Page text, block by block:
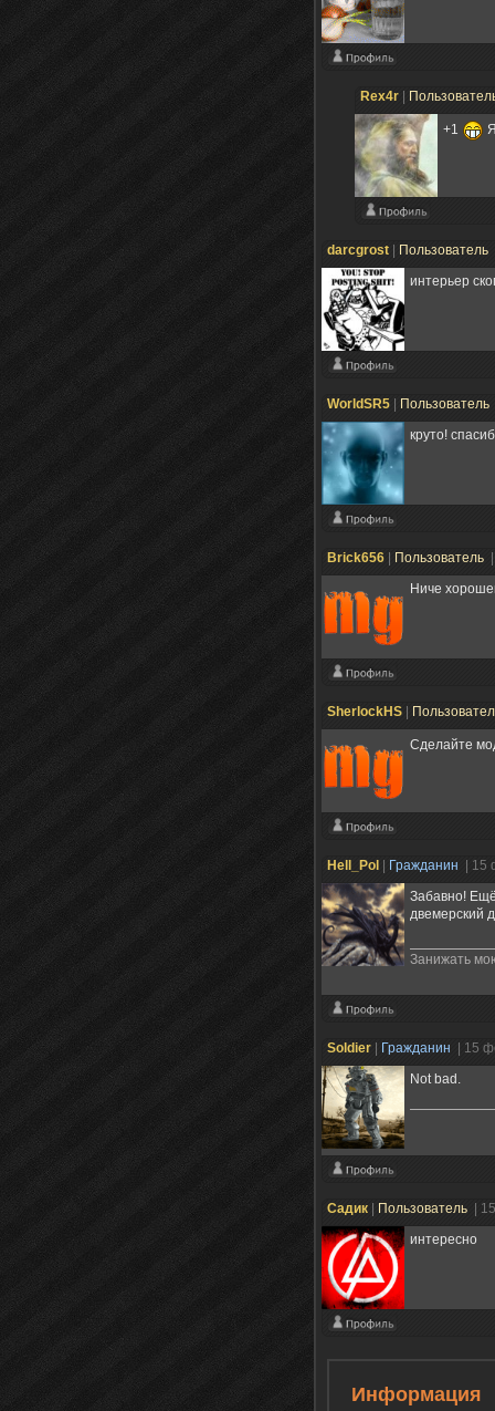
Rex4r
+1
darcgrost Пользователь
интерьер
WorldSR5 Пользователь
круто!
Brick656 Пользователь
Ниче
SherlockHS
Сделайте
Hell_Pol Гражданин
| 15
Забавно!
двемерский
Занижать
Sоldier Гражданин
| 15
Not bad.
Садик Пользователь
|
интересно
Информация